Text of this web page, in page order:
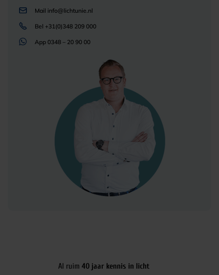
Mail info@lichtunie.nl
Bel +31(0)348 209 000
App 0348 – 20 90 00
Al ruim 40 jaar kennis in licht